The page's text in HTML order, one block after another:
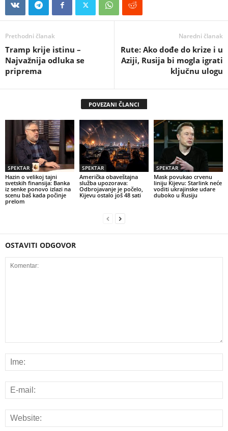
Prethodni članak
Tramp krije istinu –
Najvažnija odluka se
priprema
Naredni članak
Rute: Ako dođe do krize i u
Aziji, Rusija bi mogla igrati
ključnu ulogu
POVEZANI ČLANCI
SPEKTAR
Hazin o velikoj tajni
svetskih finansija: Banka
iz senke ponovo izlazi na
scenu baš kada počinje
prelom
SPEKTAR
Američka obaveštajna
služba upozorava:
Odbrojavanje je počelo,
Kijevu ostalo još 48 sati
SPEKTAR
Mask povukao crvenu
liniju Kijevu: Starlink neće
voditi ukrajinske udare
duboko u Rusiju
OSTAVITI ODGOVOR